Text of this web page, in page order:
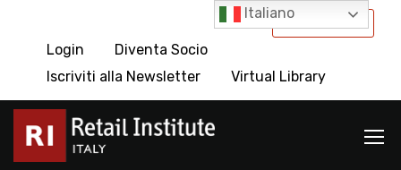
International
Login
Diventa Socio
Iscriviti alla Newsletter
Virtual Library
Italiano